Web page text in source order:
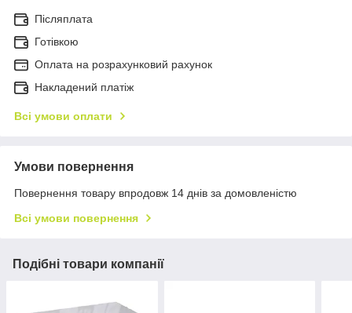
Післяплата
Готівкою
Оплата на розрахунковий рахунок
Накладений платіж
Всі умови оплати
Умови повернення
Повернення товару впродовж 14 днів за домовленістю
Всі умови повернення
Подібні товари компанії